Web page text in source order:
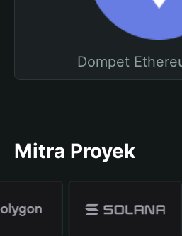
Dompet
Mitra Proyek